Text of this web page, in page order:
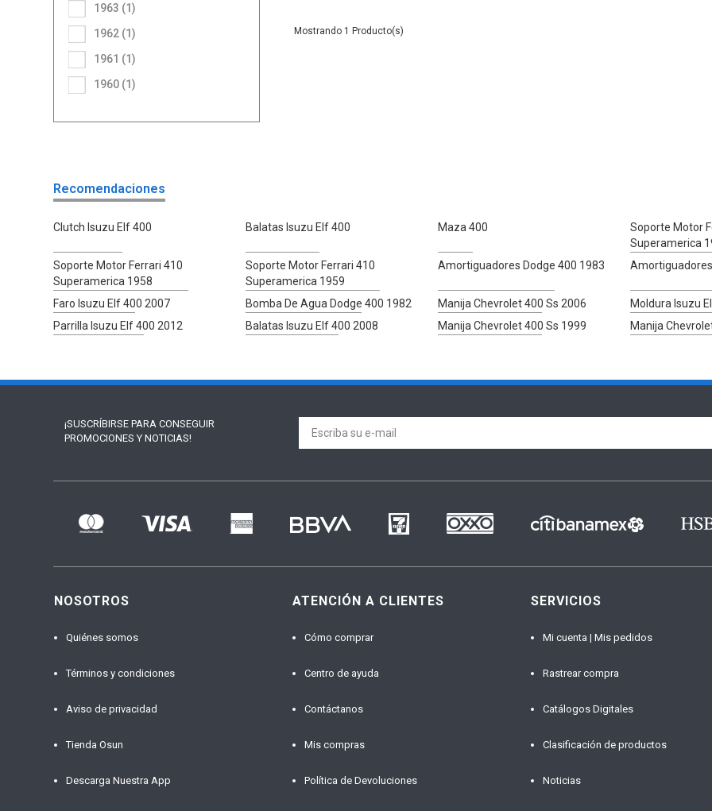
1960 (1)
1961 (1)
1962 (1)
1963 (1)
1
Recomendaciones
Clutch Isuzu Elf 400 Balatas Isuzu Elf 400 Maza 400
Soporte Motor
Superamerica
Soporte Motor Ferrari 410
Superamerica 1958
Soporte Motor Ferrari 410
Superamerica 1959
Amortiguadores Dodge 400 1983
Faro Isuzu Elf 400 2007 Bomba De Agua Dodge 400 1982 Manija Chevrolet 400 Ss 2006 Moldura Isuzu
Parrilla Isuzu Elf 400 2012
Balatas Isuzu Elf 400 2008 Manija Chevrolet 400 Ss 1999 Manija
¡SUSCRÍBIRSE PARA CONSEGUIR
PROMOCIONES Y NOTICIAS!
NOSOTROS
Quiénes somos
Términos y condiciones
Aviso de privacidad
Tienda Osun
Descarga Nuestra App
ATENCIÓN A CLIENTES
Cómo comprar
Centro de ayuda
Contáctanos
Mis compras
Política de Devoluciones
SERVICIOS
Mi cuenta | Mis pedidos
Rastrear compra
Catálogos Digitales
Clasificación de productos
Noticias